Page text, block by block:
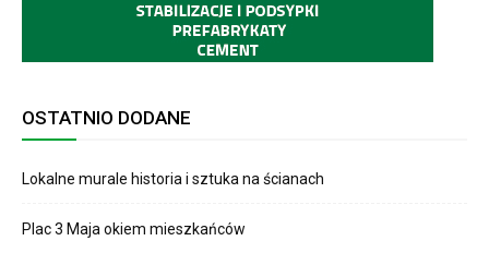
OSTATNIO DODANE
Lokalne murale historia i sztuka na ścianach
Plac 3 Maja okiem mieszkańców